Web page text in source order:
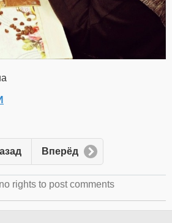
Вперёд
rights to post comments